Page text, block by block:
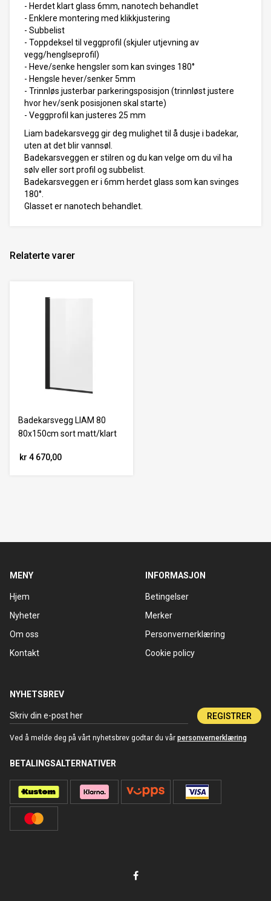
- Herdet klart glass 6mm, nanotech behandlet
- Enklere montering med klikkjustering
- Subbelist
- Toppdeksel til veggprofil (skjuler utjevning av
vegg/henglseprofil)
- Heve/senke hengsler som kan svinges 180°
- Hengsle hever/senker 5mm
- Trinnløs justerbar parkeringsposisjon (trinnløst justere
hvor hev/senk posisjonen skal starte)
- Veggprofil kan justeres 25 mm
Liam badekarsvegg gir deg mulighet til å dusje i badekar,
uten at det blir vannsøl.
Badekarsveggen er stilren og du kan velge om du vil ha
sølv eller sort profil og subbelist.
Badekarsveggen er i 6mm herdet glass som kan svinges
180°.
Glasset er nanotech behandlet.
Relaterte varer
Badekarsvegg LIAM 80
80x150cm sort matt/klart
kr 4 670,00
MENY
Hjem
Nyheter
Om oss
Kontakt
INFORMASJON
Betingelser
Merker
Personvernerklæring
Cookie policy
NYHETSBREV
REGISTRER
Ved å melde deg på vårt nyhetsbrev godtar du vår personvernerklæring
BETALINGSALTERNATIVER